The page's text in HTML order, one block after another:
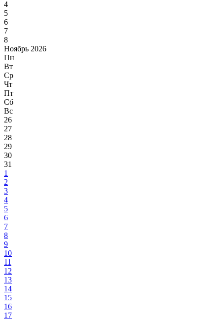
4
5
6
7
8
Ноябрь 2026
Пн
Вт
Ср
Чт
Пт
Сб
Вс
26
27
28
29
30
31
1
2
3
4
5
6
7
8
9
10
11
12
13
14
15
16
17